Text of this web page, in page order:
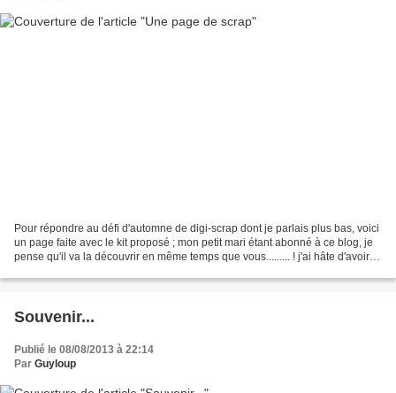
Pour répondre au défi d'automne de digi-scrap dont je parlais plus bas, voici
un page faite avec le kit proposé ; mon petit mari étant abonné à ce blog, je
pense qu'il va la découvrir en même temps que vous......... ! j'ai hâte d'avoir
Souvenir...
Publié le 08/08/2013 à 22:14
Par Guyloup